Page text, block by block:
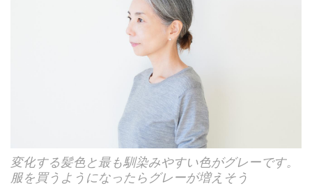
変化する髪色と最も馴染みやすい色がグレーです。
服を買うようになったらグレーが増えそう